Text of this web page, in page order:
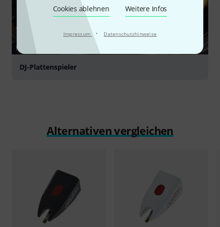
Cookies ablehnen Weitere Infos
Impressum · Datenschutzhinweise
RATGEBER
DJ-Plattenspieler
Alternativen vergleichen